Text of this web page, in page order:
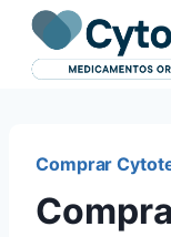
Pular
para
Comprar